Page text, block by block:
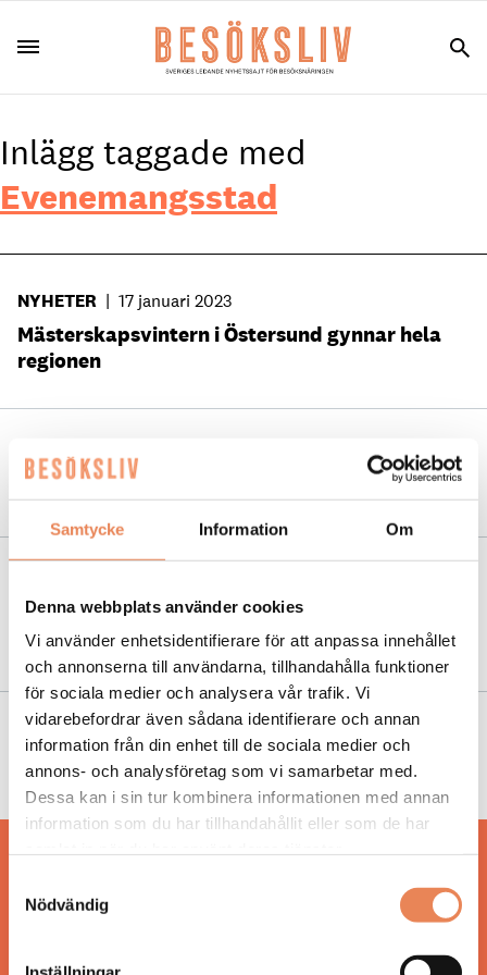
Samtycke Information Om
Denna webbplats använder cookies
Vi använder enhetsidentifierare för att anpassa innehållet
och annonserna till användarna, tillhandahålla funktioner
för sociala medier och analysera vår trafik. Vi
vidarebefordrar även sådana identifierare och annan
information från din enhet till de sociala medier och
annons- och analysföretag som vi samarbetar med.
Dessa kan i sin tur kombinera informationen med annan
information som du har tillhandahållit eller som de har
Nödvändig
Inlägg taggade med
Evenemangsstad
NYHETER | 17 januari 2023
Mästerskapsvintern i Östersund gynnar hela
regionen
NYHETER | 30 augusti 2019
Umeå stärker sin hållbarhetsprofil
Bordtennis-VM i Halmstad stärker Sveriges
varumärke internationellt
NYHETER | 21 mars 2018
Uppsala växer som idrottsstad
nyheter och snackisar inom besöksnäringen.
Besöksliv i sin tryckta form är ett affärsmagasin